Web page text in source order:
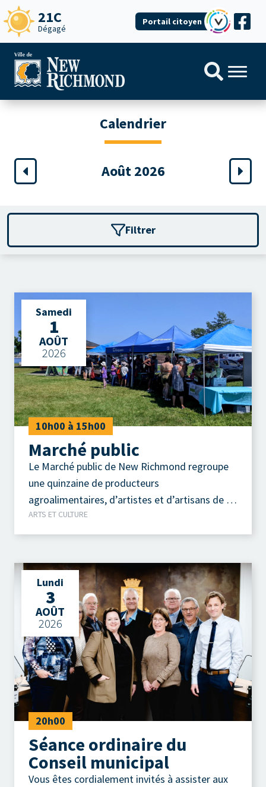
21C
Dégagé
Portail citoyen
Calendrier
Août 2026
Filtrer
Samedi
1
AOÛT
2026
10h00 à 15h00
Marché public
Le Marché public de New Richmond regroupe
une quinzaine de producteurs
agroalimentaires, d’artistes et d’artisans de la
région.
ARTS ET CULTURE
Lundi
3
AOÛT
2026
20h00
Séance ordinaire du
Conseil municipal
Vous êtes cordialement invités à assister aux